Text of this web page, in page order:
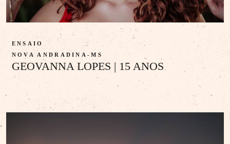
GEOVANNA LOPES | 15 ANOS
ENSAIO
NOVA ANDRADINA-MS